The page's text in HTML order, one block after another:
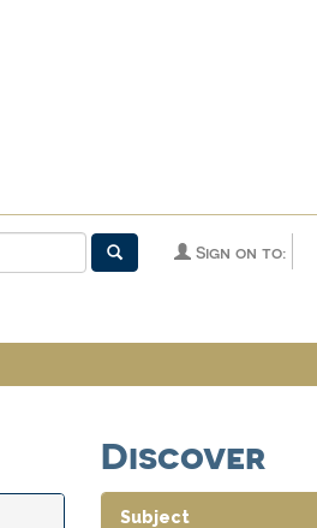
Sign on to:
Discover
Subject